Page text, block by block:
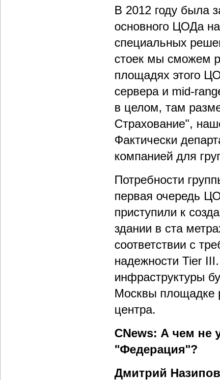
В 2012 году была
основного ЦОДа
специальных
стоек мы сможем
площадях этого
сервера и mid-
в целом, там
Страхование",
Фактически
компанией для
Потребности
первая очередь
приступили к
здании в ста
соответствии с
надежности Tier
инфраструктуры
Москвы площадке
центра.
CNews: А чем не
"Федерация"?
Дмитрий